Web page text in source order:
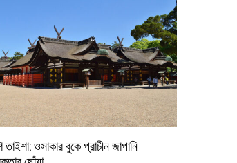
তাইশা: ওসাকার বুকে প্রাচীন জাপানি